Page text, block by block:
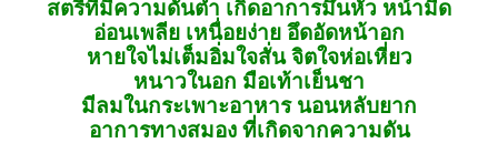
สตรีที่มีความดันตํ่า เกิดอาการมึนหัว หน้ามืด
อ่อนเพลีย เหนื่อยง่าย อึดอัดหน้าอก
หายใจไม่เต็มอิ่มใจสั่น จิตใจห่อเหี่ยว
หนาวในอก มือเท้าเย็นชา
มีลมในกระเพาะอาหาร นอนหลับยาก
อาการทางสมอง ที่เกิดจากความดัน